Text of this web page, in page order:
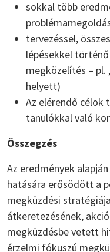
sokkal több
tervezéssel,
lépésekkel
megközelítés – pl.
helyett)
Az elérendő
tanulókkal való
Összegzés
Az eredmények
hatására erősödött a
megküzdési
átkeretezésének,
megküzdésbe vetett
érzelmi fókuszú